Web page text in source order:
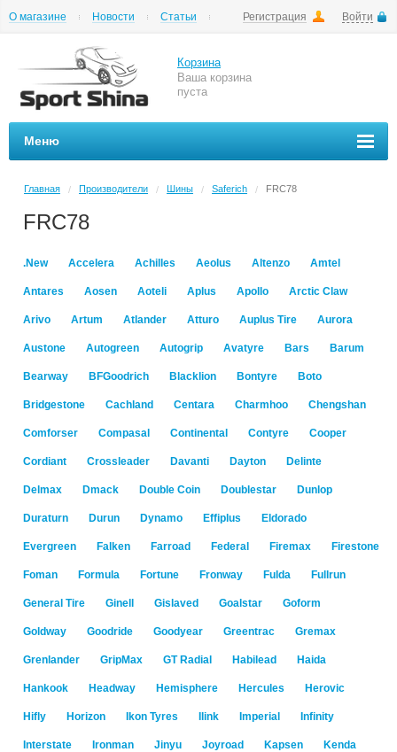
Регистрация Войти
О магазине Новости
Статьи
Корзина
Ваша корзина
пуста
Меню
Главная / Производители / Шины / Saferich / FRC78
FRC78
.New Accelera Achilles Aeolus Altenzo Amtel
Antares Aosen Aoteli Aplus Apollo Arctic Claw
Arivo Artum Atlander Atturo Auplus Tire Aurora
Austone Autogreen Autogrip Avatyre Bars Barum
Bearway BFGoodrich Blacklion Bontyre Boto
Bridgestone Cachland Centara Charmhoo Chengshan
Comforser Compasal Continental Contyre Cooper
Cordiant Crossleader Davanti Dayton Delinte
Delmax Dmack Double Coin Doublestar Dunlop
Duraturn Durun Dynamo Effiplus Eldorado
Evergreen Falken Farroad Federal Firemax Firestone
Foman Formula Fortune Fronway Fulda Fullrun
General Tire Ginell Gislaved Goalstar Goform
Goldway Goodride Goodyear Greentrac Gremax
Grenlander GripMax GT Radial Habilead Haida
Hankook Headway Hemisphere Hercules Herovic
Hifly Horizon Ikon Tyres Ilink Imperial Infinity
Interstate Ironman Jinyu Joyroad Kapsen Kenda